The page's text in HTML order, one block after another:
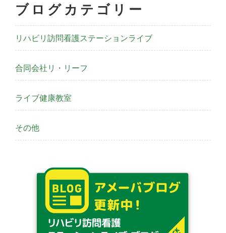
ブログカテゴリー
リハビリ訪問看護ステーションライブ
合同会社リ・リーフ
ライブ健康教室
その他